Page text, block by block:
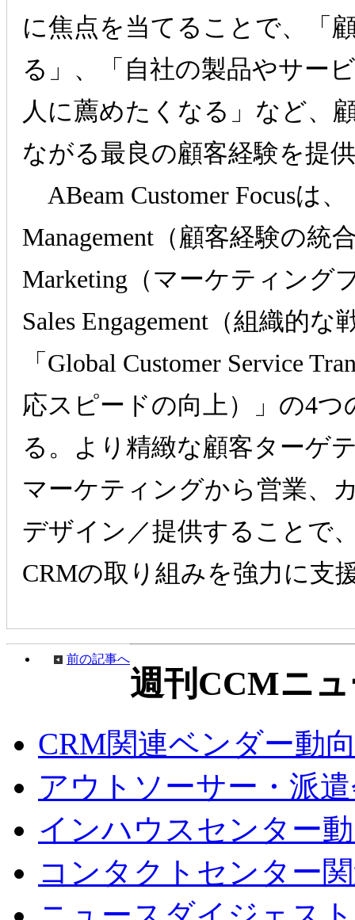
に焦点を当てることで、
「
る」、「自社の製品やサー
人に薦めたく なる」など、
ながる最良の顧客経験を提
ABeam Customer Focusは、
Management（顧客経験の統
Marketing（マーケティング
Sales Engagement（組織的
「Global Customer Service
応スピードの向上）」の4
る。より精緻な顧客ターゲ
マーケティングから営業、
デザイン／提供することで
CRMの取り組みを強力に支
前の記事へ
週刊CCMニ
CRM関連ベンダー動
アウトソーサー・派
インハウスセンター
コンタクトセンター